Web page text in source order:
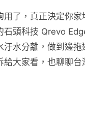
用了，真正決定你
石頭科技 Qrevo
汙水分離，做到邊
給大家看，也聊聊